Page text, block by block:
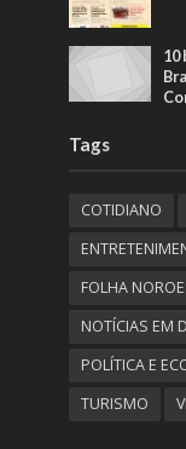
10
Tags
COTIDIANO
FOLHA
NOTÍCIAS EM
POLÍTICA E
TURISMO